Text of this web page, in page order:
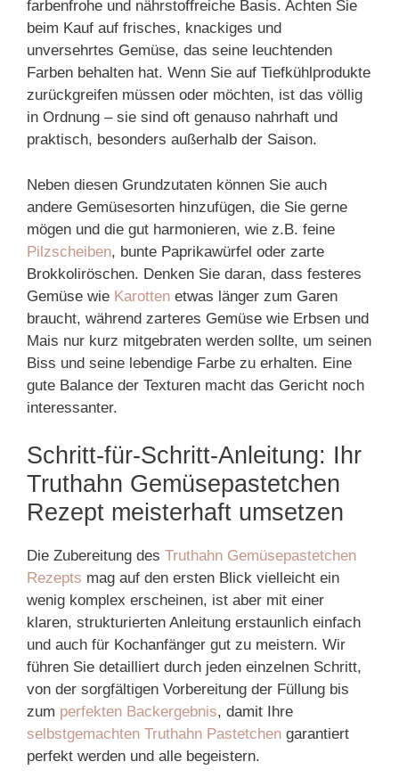
farbenfrohe und nährstoffreiche Basis. Achten Sie
beim Kauf auf frisches, knackiges und
unversehrtes Gemüse, das seine leuchtenden
Farben behalten hat. Wenn Sie auf Tiefkühlprodukte
zurückgreifen müssen oder möchten, ist das völlig
in Ordnung – sie sind oft genauso nahrhaft und
praktisch, besonders außerhalb der Saison.
Neben diesen Grundzutaten können Sie auch
andere Gemüsesorten hinzufügen, die Sie gerne
mögen und die gut harmonieren, wie z.B. feine
Pilzscheiben, bunte Paprikawürfel oder zarte
Brokkoliröschen. Denken Sie daran, dass festeres
Gemüse wie Karotten etwas länger zum Garen
braucht, während zarteres Gemüse wie Erbsen und
Mais nur kurz mitgebraten werden sollte, um seinen
Biss und seine lebendige Farbe zu erhalten. Eine
gute Balance der Texturen macht das Gericht noch
interessanter.
Schritt-für-Schritt-Anleitung: Ihr
Truthahn Gemüsepastetchen
Rezept meisterhaft umsetzen
Die Zubereitung des Truthahn Gemüsepastetchen
Rezepts mag auf den ersten Blick vielleicht ein
wenig komplex erscheinen, ist aber mit einer
klaren, strukturierten Anleitung erstaunlich einfach
und auch für Kochanfänger gut zu meistern. Wir
führen Sie detailliert durch jeden einzelnen Schritt,
von der sorgfältigen Vorbereitung der Füllung bis
zum perfekten Backergebnis, damit Ihre
selbstgemachten Truthahn Pastetchen garantiert
perfekt werden und alle begeistern.